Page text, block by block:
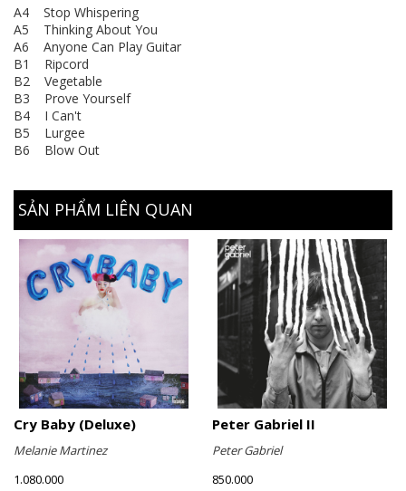
A4 Stop Whispering
A5 Thinking About You
A6 Anyone Can Play Guitar
B1 Ripcord
B2 Vegetable
B3 Prove Yourself
B4 I Can't
B5 Lurgee
B6 Blow Out
SẢN PHẨM LIÊN QUAN
Cry Baby (Deluxe)
Melanie Martinez
1.080.000
Peter Gabriel II
Peter Gabriel
850.000